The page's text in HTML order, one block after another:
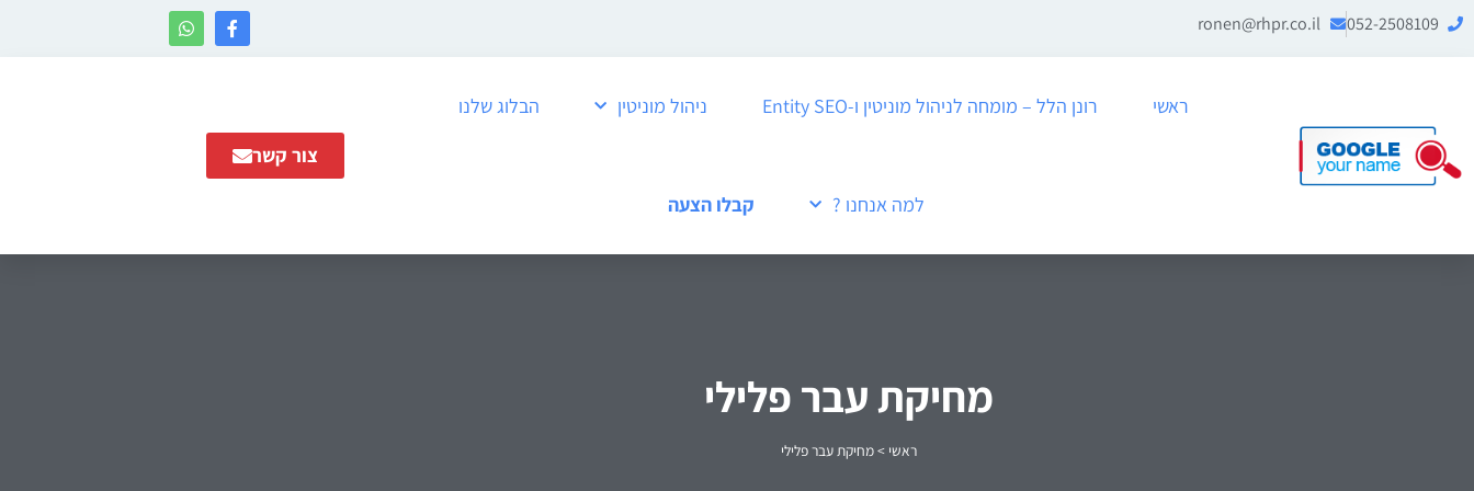
052-2508109
ronen@rhpr.co.il
ראשי רונן הלל – מומחה לניהול מוניטין ו-Entity SEO ניהול מוניטין הבלוג שלנו
למה אנחנו ? קבלו הצעה
צור קשר
מחיקת עבר פלילי
ראשי >מחיקת עבר פלילי